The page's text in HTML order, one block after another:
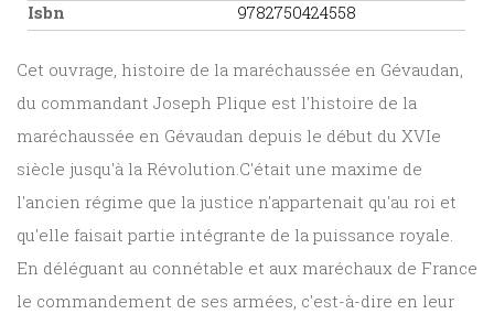
Isbn
9782750424558
Cet ouvrage, histoire de la maréchaussée en Gévaudan,
du commandant Joseph Plique est l'histoire de la
maréchaussée en Gévaudan depuis le début du XVIe
siècle jusqu'à la Révolution.C'était une maxime de
l'ancien régime que la justice n'appartenait qu'au roi et
qu'elle faisait partie intégrante de la puissance royale.
En déléguant au connétable et aux maréchaux de France
le commandement de ses armées, c'est-à-dire en leur